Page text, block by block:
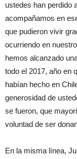
ustedes han perdido
acompañamos en
que pudieron vivir
ocurriendo en
hemos alcanzado
todo el 2017, año en
habían hecho en
generosidad de
se fueron, que
voluntad de ser
En la misma línea,